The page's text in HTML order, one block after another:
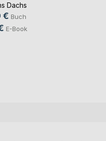
Dachs
€ Buch
E-Book